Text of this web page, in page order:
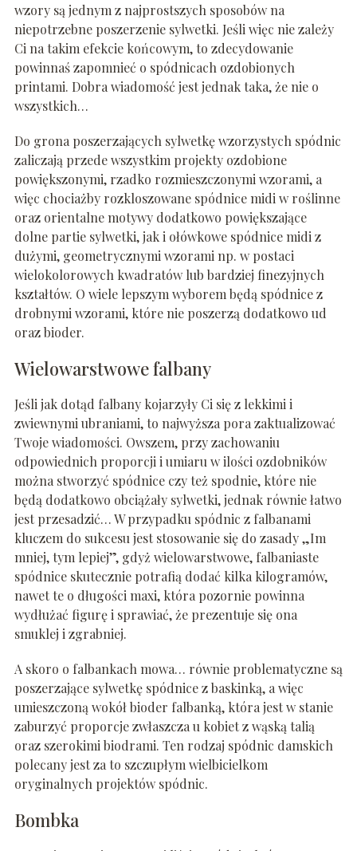
wzory są jednym z najprostszych sposobów na
niepotrzebne poszerzenie sylwetki. Jeśli więc nie zależy
Ci na takim efekcie końcowym, to zdecydowanie
powinnaś zapomnieć o spódnicach ozdobionych
printami. Dobra wiadomość jest jednak taka, że nie o
wszystkich…
Do grona poszerzających sylwetkę wzorzystych spódnic
zaliczają przede wszystkim projekty ozdobione
powiększonymi, rzadko rozmieszczonymi wzorami, a
więc chociażby rozkloszowane spódnice midi w roślinne
oraz orientalne motywy dodatkowo powiększające
dolne partie sylwetki, jak i ołówkowe spódnice midi z
dużymi, geometrycznymi wzorami np. w postaci
wielokolorowych kwadratów lub bardziej finezyjnych
kształtów. O wiele lepszym wyborem będą spódnice z
drobnymi wzorami, które nie poszerzą dodatkowo ud
oraz bioder.
Wielowarstwowe falbany
Jeśli jak dotąd falbany kojarzyły Ci się z lekkimi i
zwiewnymi ubraniami, to najwyższa pora zaktualizować
Twoje wiadomości. Owszem, przy zachowaniu
odpowiednich proporcji i umiaru w ilości ozdobników
można stworzyć spódnice czy też spodnie, które nie
będą dodatkowo obciążały sylwetki, jednak równie łatwo
jest przesadzić… W przypadku spódnic z falbanami
kluczem do sukcesu jest stosowanie się do zasady „Im
mniej, tym lepiej”, gdyż wielowarstwowe, falbaniaste
spódnice skutecznie potrafią dodać kilka kilogramów,
nawet te o długości maxi, która pozornie powinna
wydłużać figurę i sprawiać, że prezentuje się ona
smuklej i zgrabniej.
A skoro o falbankach mowa… równie problematyczne są
poszerzające sylwetkę spódnice z baskinką, a więc
umieszczoną wokół bioder falbanką, która jest w stanie
zaburzyć proporcje zwłaszcza u kobiet z wąską talią
oraz szerokimi biodrami. Ten rodzaj spódnic damskich
polecany jest za to szczupłym wielbicielkom
oryginalnych projektów spódnic.
Bombka